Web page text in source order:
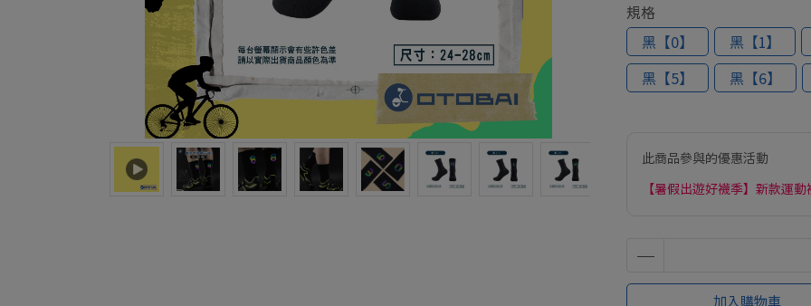
規格
黑【0】
黑【1】
黑【5】
黑【6】
此商品參與的優惠活動
【暑假出遊好襪季】新款運
加入購物車